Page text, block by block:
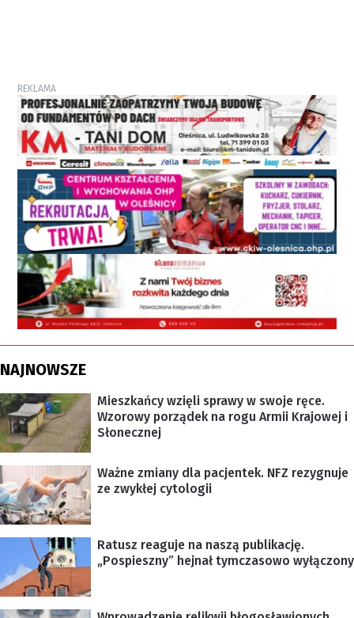
REKLAMA
NAJNOWSZE
Mieszkańcy wzięli sprawy w swoje ręce.
Wzorowy porządek na rogu Armii Krajowej i
Słonecznej
Ważne zmiany dla pacjentek. NFZ rezygnuje
ze zwykłej cytologii
Ratusz reaguje na naszą publikację.
„Pospieszny” hejnał tymczasowo wyłączony